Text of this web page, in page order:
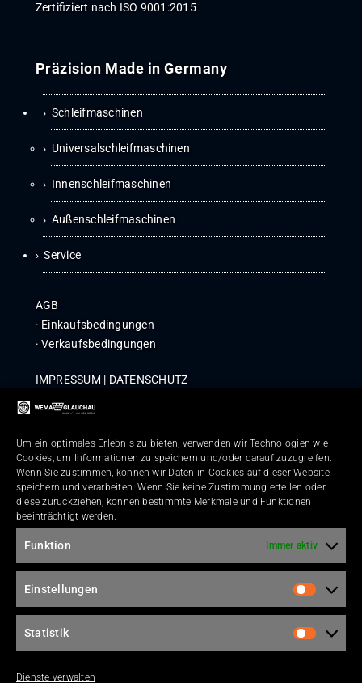
Um ein optimales Erlebnis zu bieten, verwenden wir Technologien wie
Cookies, um Informationen zu speichern und/oder darauf zuzugreifen.
Wenn Sie zustimmen, können wir Daten in Cookies auf dieser Website
speichern und verarbeiten. Wenn Sie keine Zustimmung erteilen oder
diese zurückziehen, können bestimmte Merkmale und Funktionen
beeinträchtigt werden.
Funktion Immer aktiv
Einstellungen
Statistik
Dienste verwalten
Zertifiziert nach ISO 9001:2015
Präzision Made in Germany
Schleifmaschinen
Universalschleifmaschinen
Innenschleifmaschinen
Außenschleifmaschinen
Service
AGB
· Ein­kaufs­be­din­gun­gen
·Ver­kaufs­be­din­gun­gen
IMPRES­SUM | DATEN­SCHUTZ
Kontakt
Bitte lasse die­ses Feld leer.
Bitte lasse die­ses Feld leer.